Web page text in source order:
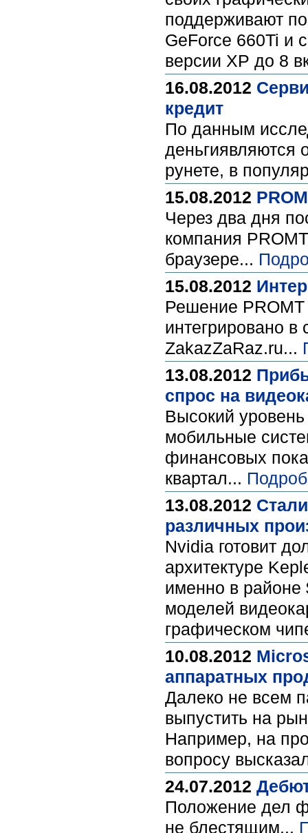
поддерживают
GeForce 660Ti и
версии ХР до 8
16.08.2012
кредит
По данным
деньгиявляются
рунете, в
15.08.2012
Через два дня
компания
браузере...
15.08.2012
Решение
интегрировано в
ZakazZaRaz.ru...
13.08.2012
спрос на
Высокий
мобильные
финансовых
квартал...
13.08.2012
различных
Nvidia готовит
архитектуре
именно в районе
моделей
графическом
10.08.2012
аппаратных
Далеко не всем
выпустить на
Например, на
вопросу
24.07.2012
Положение дел
не блестящим...